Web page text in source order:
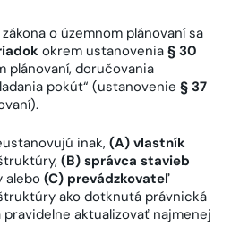
o územnom plánovaní sa
okrem ustanovenia § 30
plánovaní, doručovania
pokút“ (ustanovenie § 37
inak, (A) vlastník
(B) správca stavieb
alebo (C) prevádzkovateľ
ako dotknutá právnická
aktualizovať najmenej